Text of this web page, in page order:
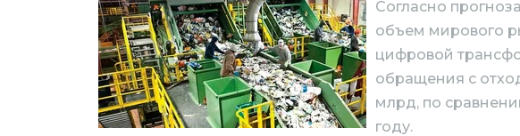
Согласно
объем мирового
цифровой
обращения с
млрд, по
году.